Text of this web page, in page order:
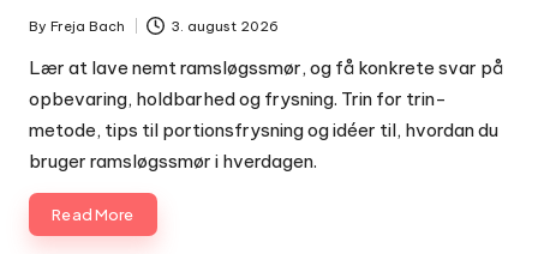
Posted
by
By Freja Bach 3. august 2026
Lær at lave nemt ramsløgssmør, og få konkrete svar på
opbevaring, holdbarhed og frysning. Trin for trin-
metode, tips til portionsfrysning og idéer til, hvordan du
bruger ramsløgssmør i hverdagen.
Read More